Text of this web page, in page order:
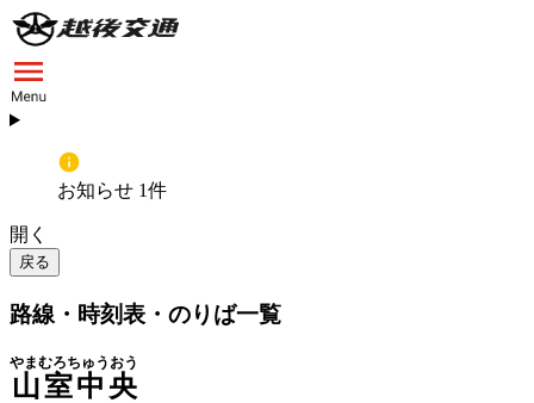
お知らせ 1件
開く
戻る
路線・時刻表・のりば一覧
山室中央
やまむろちゅうおう